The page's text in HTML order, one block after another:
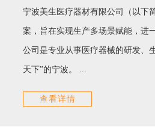
宁波美生医疗器材有限公司（以下
案，旨在实现生产多场景赋能，
公司是专业从事医疗器械的研发、
天下”的宁波。 ...
查看详情